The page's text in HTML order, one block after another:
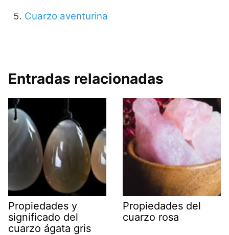
Cuarzo aventurina
Entradas relacionadas
Propiedades y
significado del
cuarzo ágata gris
Propiedades del
cuarzo rosa